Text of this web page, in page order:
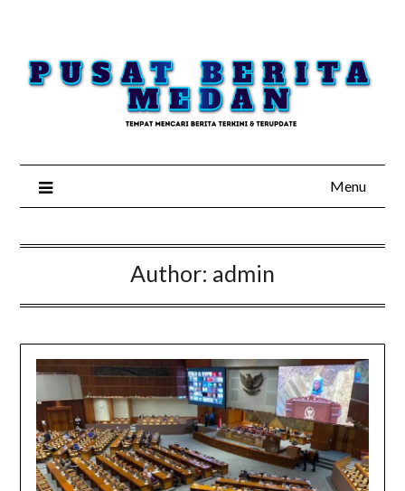
content
Menu
Author: admin